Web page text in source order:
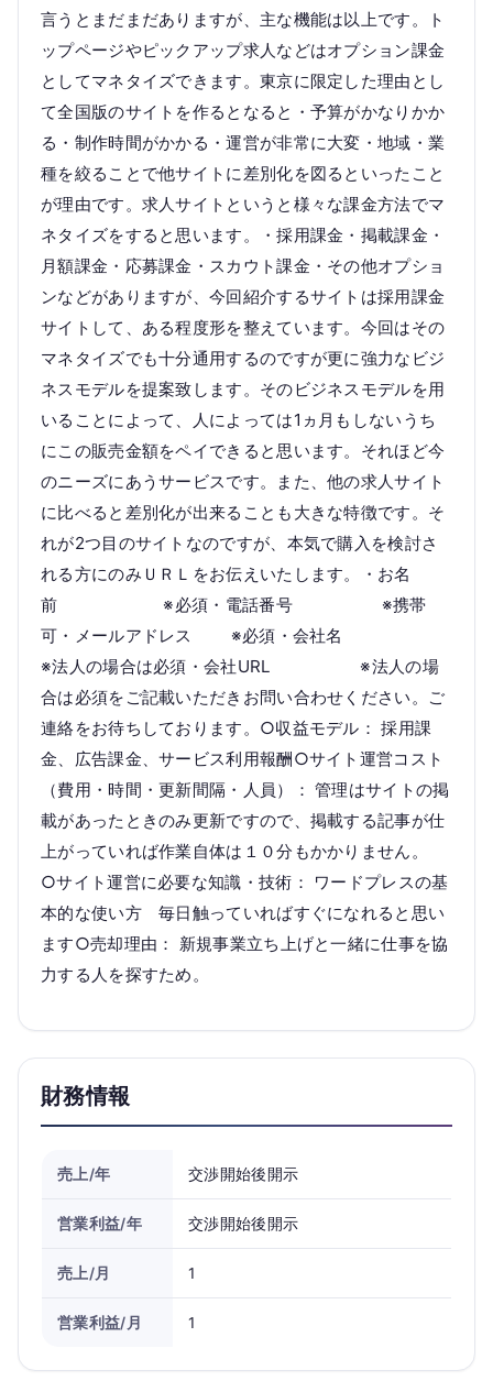
言うとまだまだありますが、主な機能は以上です。ト
ップページやピックアップ求人などはオプション課金
としてマネタイズできます。東京に限定した理由とし
て全国版のサイトを作るとなると・予算がかなりかか
る・制作時間がかかる・運営が非常に大変・地域・業
種を絞ることで他サイトに差別化を図るといったこと
が理由です。求人サイトというと様々な課金方法でマ
ネタイズをすると思います。・採用課金・掲載課金・
月額課金・応募課金・スカウト課金・その他オプショ
ンなどがありますが、今回紹介するサイトは採用課金
サイトして、ある程度形を整えています。今回はその
マネタイズでも十分通用するのですが更に強力なビジ
ネスモデルを提案致します。そのビジネスモデルを用
いることによって、人によっては1ヵ月もしないうち
にこの販売金額をペイできると思います。それほど今
のニーズにあうサービスです。また、他の求人サイト
に比べると差別化が出来ることも大きな特徴です。そ
れが2つ目のサイトなのですが、本気で購入を検討さ
れる方にのみＵＲＬをお伝えいたします。・お名
前 ※必須・電話番号 ※携帯
可・メールアドレス ※必須・会社名
※法人の場合は必須・会社URL ※法人の場
合は必須をご記載いただきお問い合わせください。ご
連絡をお待ちしております。○収益モデル： 採用課
金、広告課金、サービス利用報酬○サイト運営コスト
（費用・時間・更新間隔・人員）： 管理はサイトの掲
載があったときのみ更新ですので、掲載する記事が仕
上がっていれば作業自体は１０分もかかりません。
○サイト運営に必要な知識・技術： ワードプレスの基
本的な使い方 毎日触っていればすぐになれると思い
ます○売却理由： 新規事業立ち上げと一緒に仕事を協
力する人を探すため。
財務情報
売上/年 交渉開始後開示
営業利益/年 交渉開始後開示
売上/月 1
営業利益/月 1